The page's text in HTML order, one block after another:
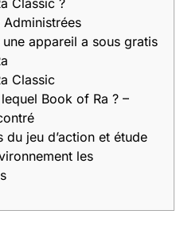
Classic ?
Administrées
une appareil a sous gratis
Classic
lequel Book of Ra ? –
du jeu d’action et étude
les